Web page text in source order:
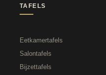
TAFELS
Eetkamertafels
Salontafels
Bijzettafels